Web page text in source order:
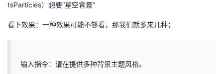
藏
tsParticles）想要“星空背景”
看下效果：一种效果可能不够看，那我们就多来几种；
输入指令：请在提供多种背景主题风格。